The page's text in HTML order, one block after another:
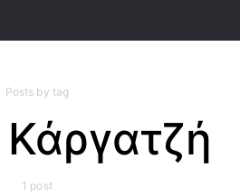
Posts by tag
1 post